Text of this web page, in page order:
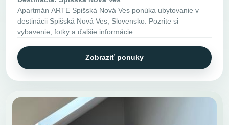
Apartmán ARTE Spišská Nová Ves ponúka ubytovanie v
destinácii Spišská Nová Ves, Slovensko. Pozrite si
vybavenie, fotky a ďalšie informácie.
Zobraziť ponuky